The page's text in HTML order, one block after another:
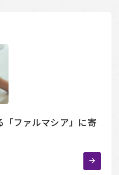
「ファルマシア」に寄